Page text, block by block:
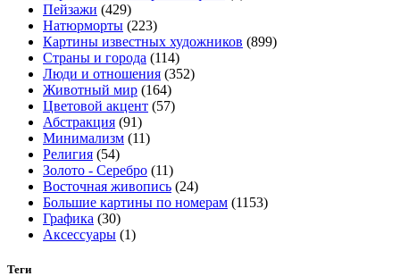
выбрать
на
странице
товара.
Пейзажи (429)
Натюрморты (223)
Картины известных художников (899)
Страны и города (114)
Люди и отношения (352)
Животный мир (164)
Цветовой акцент (57)
Абстракция (91)
Минимализм (11)
Религия (54)
Золото - Серебро (11)
Восточная живопись (24)
Большие картины по номерам (1153)
Графика (30)
Аксессуары (1)
Теги